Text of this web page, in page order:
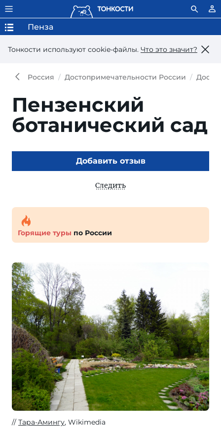
Тонкости используют сookie-файлы. Что это значит?
Пенза
Россия Достопримечательности России
Пензенский
ботанический сад
Добавить отзыв
Следить
Горящие туры по России
Тара-Амингу, Wikimedia